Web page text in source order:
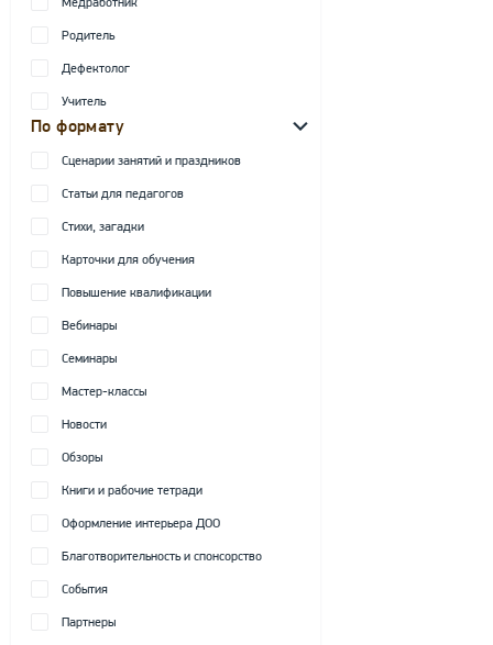
Медработник
Родитель
Дефектолог
Учитель
По формату
Сценарии занятий и праздников
Статьи для педагогов
Стихи, загадки
Карточки для обучения
Повышение квалификации
Вебинары
Семинары
Мастер-классы
Новости
Обзоры
Книги и рабочие тетради
Оформление интерьера ДОО
Благотворительность и спонсорство
События
Партнеры